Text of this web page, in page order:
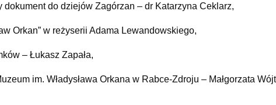
do dziejów Zagórzan – dr Katarzyna Ceklarz,
Orkan” w reżyserii Adama Lewandowskiego,
– Łukasz Zapała,
im. Władysława Orkana w Rabce-Zdroju – Małgorzata